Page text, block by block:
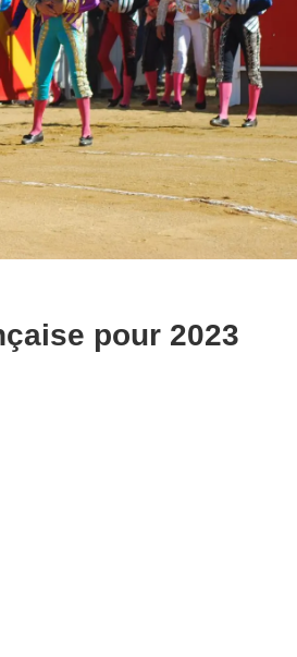
pour 2023